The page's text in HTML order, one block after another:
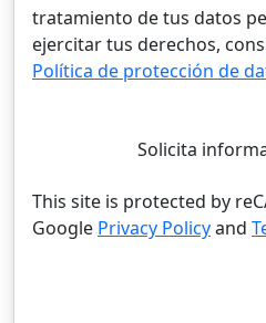
tratamiento de tus datos
ejercitar tus derechos,
Política de protección de
Solicita
This site is protected by
Google Privacy Policyand